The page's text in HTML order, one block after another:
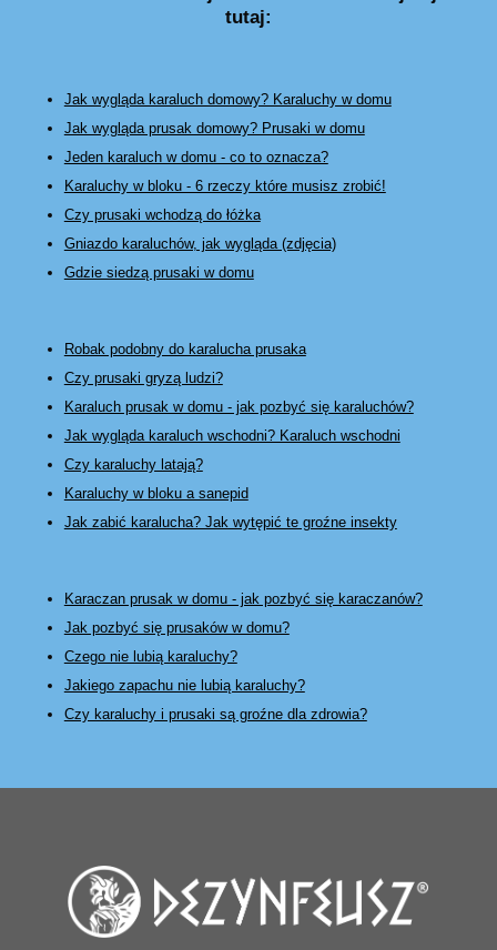
tutaj:
Jak wygląda karaluch domowy? Karaluchy w domu
Jak wygląda prusak domowy? Prusaki w domu
Jeden karaluch w domu - co to oznacza?
Karaluchy w bloku - 6 rzeczy które musisz zrobić!
Czy prusaki wchodzą do łóżka
Gniazdo karaluchów, jak wygląda (zdjęcia)
Gdzie siedzą prusaki w domu
Robak podobny do karalucha prusaka
Czy prusaki gryzą ludzi?
Karaluch prusak w domu - jak pozbyć się karaluchów?
Jak wygląda karaluch wschodni? Karaluch wschodni
Czy karaluchy latają?
Karaluchy w bloku a sanepid
Jak zabić karalucha? Jak wytępić te groźne insekty
Karaczan prusak w domu - jak pozbyć się karaczanów?
Jak pozbyć się prusaków w domu?
Czego nie lubią karaluchy?
Jakiego zapachu nie lubią karaluchy?
Czy karaluchy i prusaki są groźne dla zdrowia?